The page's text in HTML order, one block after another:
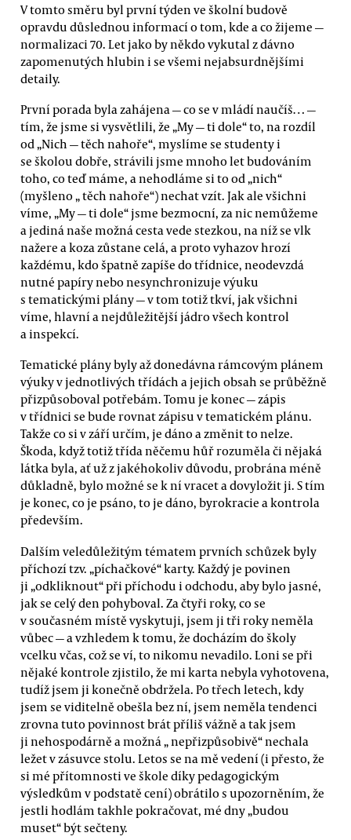
V tomto směru byl první týden ve školní budově
opravdu důslednou informací o tom, kde a co žijeme —
normalizaci 70. Let jako by někdo vykutal z dávno
zapomenutých hlubin i se všemi nejabsurdnějšími
detaily.
První porada byla zahájena — co se v mládí naučíš… —
tím, že jsme si vysvětlili, že „My — ti dole“ to, na rozdíl
od „Nich — těch nahoře“, myslíme se studenty i
se školou dobře, strávili jsme mnoho let budováním
toho, co teď máme, a nehodláme si to od „nich“
(myšleno „ těch nahoře“) nechat vzít. Jak ale všichni
víme, „My — ti dole“ jsme bezmocní, za nic nemůžeme
a jediná naše možná cesta vede stezkou, na níž se vlk
nažere a koza zůstane celá, a proto vyhazov hrozí
každému, kdo špatně zapíše do třídnice, neodevzdá
nutné papíry nebo nesynchronizuje výuku
s tematickými plány — v tom totiž tkví, jak všichni
víme, hlavní a nejdůležitější jádro všech kontrol
a inspekcí.
Tematické plány byly až donedávna rámcovým plánem
výuky v jednotlivých třídách a jejich obsah se průběžně
přizpůsoboval potřebám. Tomu je konec — zápis
v třídnici se bude rovnat zápisu v tematickém plánu.
Takže co si v září určím, je dáno a změnit to nelze.
Škoda, když totiž třída něčemu hůř rozuměla či nějaká
látka byla, ať už z jakéhokoliv důvodu, probrána méně
důkladně, bylo možné se k ní vracet a dovyložit ji. S tím
je konec, co je psáno, to je dáno, byrokracie a kontrola
především.
Dalším veledůležitým tématem prvních schůzek byly
příchozí tzv. „píchačkové“ karty. Každý je povinen
ji „odkliknout“ při příchodu i odchodu, aby bylo jasné,
jak se celý den pohyboval. Za čtyři roky, co se
v současném místě vyskytuji, jsem ji tři roky neměla
vůbec — a vzhledem k tomu, že docházím do školy
vcelku včas, což se ví, to nikomu nevadilo. Loni se při
nějaké kontrole zjistilo, že mi karta nebyla vyhotovena,
tudíž jsem ji konečně obdržela. Po třech letech, kdy
jsem se viditelně obešla bez ní, jsem neměla tendenci
zrovna tuto povinnost brát příliš vážně a tak jsem
ji nehospodárně a možná „ nepřizpůsobivě“ nechala
ležet v zásuvce stolu. Letos se na mě vedení (i přesto, že
si mé přítomnosti ve škole díky pedagogickým
výsledkům v podstatě cení) obrátilo s upozorněním, že
jestli hodlám takhle pokračovat, mé dny „budou
muset“ být sečteny.